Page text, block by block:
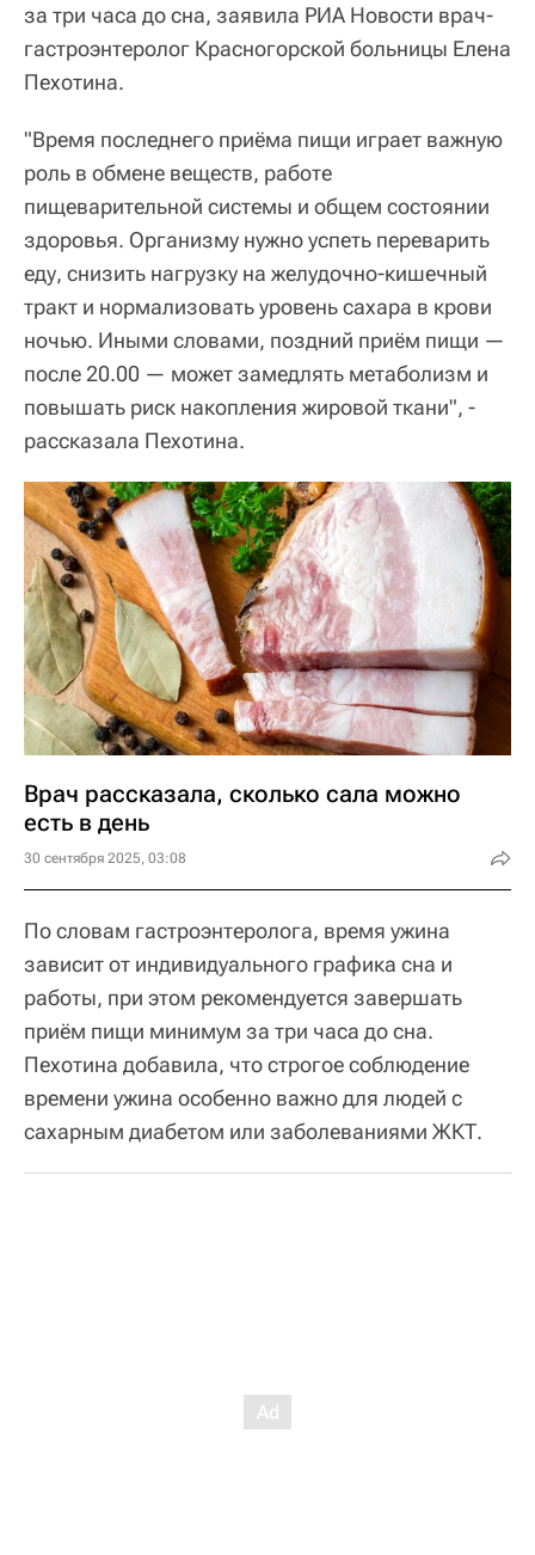
за три часа до сна, заявила РИА Новости врач-
гастроэнтеролог Красногорской больницы Елена
Пехотина.
"Время последнего приёма пищи играет важную
роль в обмене веществ, работе
пищеварительной системы и общем состоянии
здоровья. Организму нужно успеть переварить
еду, снизить нагрузку на желудочно-кишечный
тракт и нормализовать уровень сахара в крови
ночью. Иными словами, поздний приём пищи —
после 20.00 — может замедлять метаболизм и
повышать риск накопления жировой ткани", -
рассказала Пехотина.
Врач рассказала, сколько сала можно
есть в день
30 сентября 2025, 03:08
По словам гастроэнтеролога, время ужина
зависит от индивидуального графика сна и
работы, при этом рекомендуется завершать
приём пищи минимум за три часа до сна.
Пехотина добавила, что строгое соблюдение
времени ужина особенно важно для людей с
сахарным диабетом или заболеваниями ЖКТ.